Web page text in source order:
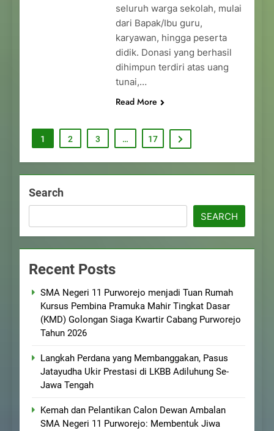
seluruh warga sekolah, mulai
dari Bapak/Ibu guru,
karyawan, hingga peserta
didik. Donasi yang berhasil
dihimpun terdiri atas uang
tunai,…
Read More
1 2 3 … 17
Search
SEARCH
Recent Posts
SMA Negeri 11 Purworejo menjadi Tuan Rumah
Kursus Pembina Pramuka Mahir Tingkat Dasar
(KMD) Golongan Siaga Kwartir Cabang Purworejo
Tahun 2026
Langkah Perdana yang Membanggakan, Pasus
Jatayudha Ukir Prestasi di LKBB Adiluhung Se-
Jawa Tengah
Kemah dan Pelantikan Calon Dewan Ambalan
SMA Negeri 11 Purworejo: Membentuk Jiwa